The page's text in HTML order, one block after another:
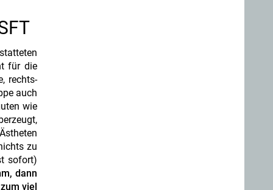
für die
rechts-
auch
wie
zu
sofort)
dann
viel